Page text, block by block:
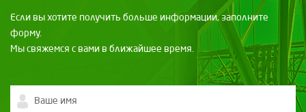
Если вы хотите получить больше информации, заполните
форму.
Мы свяжемся с вами в ближайшее время.